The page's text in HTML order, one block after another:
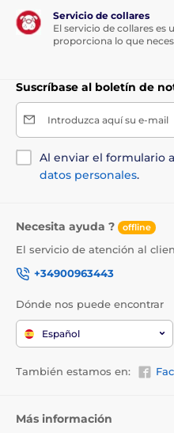
La siguiente tabla te
(*Nuestros colchones
por lo que el tamaño
Las especificaciones
El producto aparece
Camas y casetas para
Para los perros
Servicio de collares
El servicio de collares es
proporciona lo que
Suscríbase al boletín de
Introduzca aquí su e-mail
Al enviar el formulario
datos personales.
Necesita ayuda ? offline
El servicio de atención al
+34900963443
Dónde nos puede encontrar
Español
También estamos en:
Más información